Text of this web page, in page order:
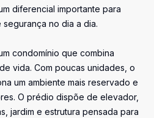
diferencial importante para
no dia a dia.
condomínio que combina
vida. Com poucas unidades, o
um ambiente mais reservado e
O prédio dispõe de elevador,
jardim e estrutura pensada para